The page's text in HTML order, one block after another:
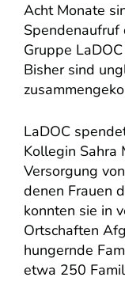
Acht Monate
Gruppe
Bisher sind
LaDOC
Kollegin Sahra
Versorgung
denen Frauen
konnten sie in
Ortschaften
hungernde
etwa 250